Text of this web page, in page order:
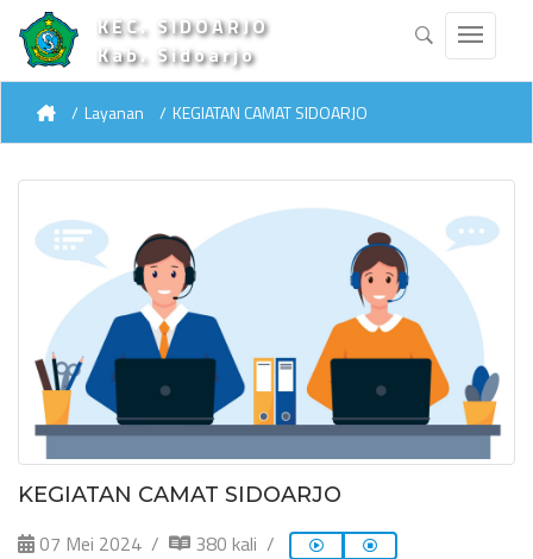
KEC. SIDOARJO
Kab. Sidoarjo
Layanan KEGIATAN CAMAT SIDOARJO
KEGIATAN CAMAT SIDOARJO
07 Mei 2024
380 kali